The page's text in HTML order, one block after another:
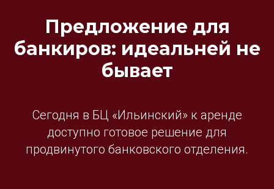
Предложение для
банкиров: идеальней не
бывает
Сегодня в БЦ «Ильинский» к аренде
доступно готовое решение для
продвинутого банковского отделения.